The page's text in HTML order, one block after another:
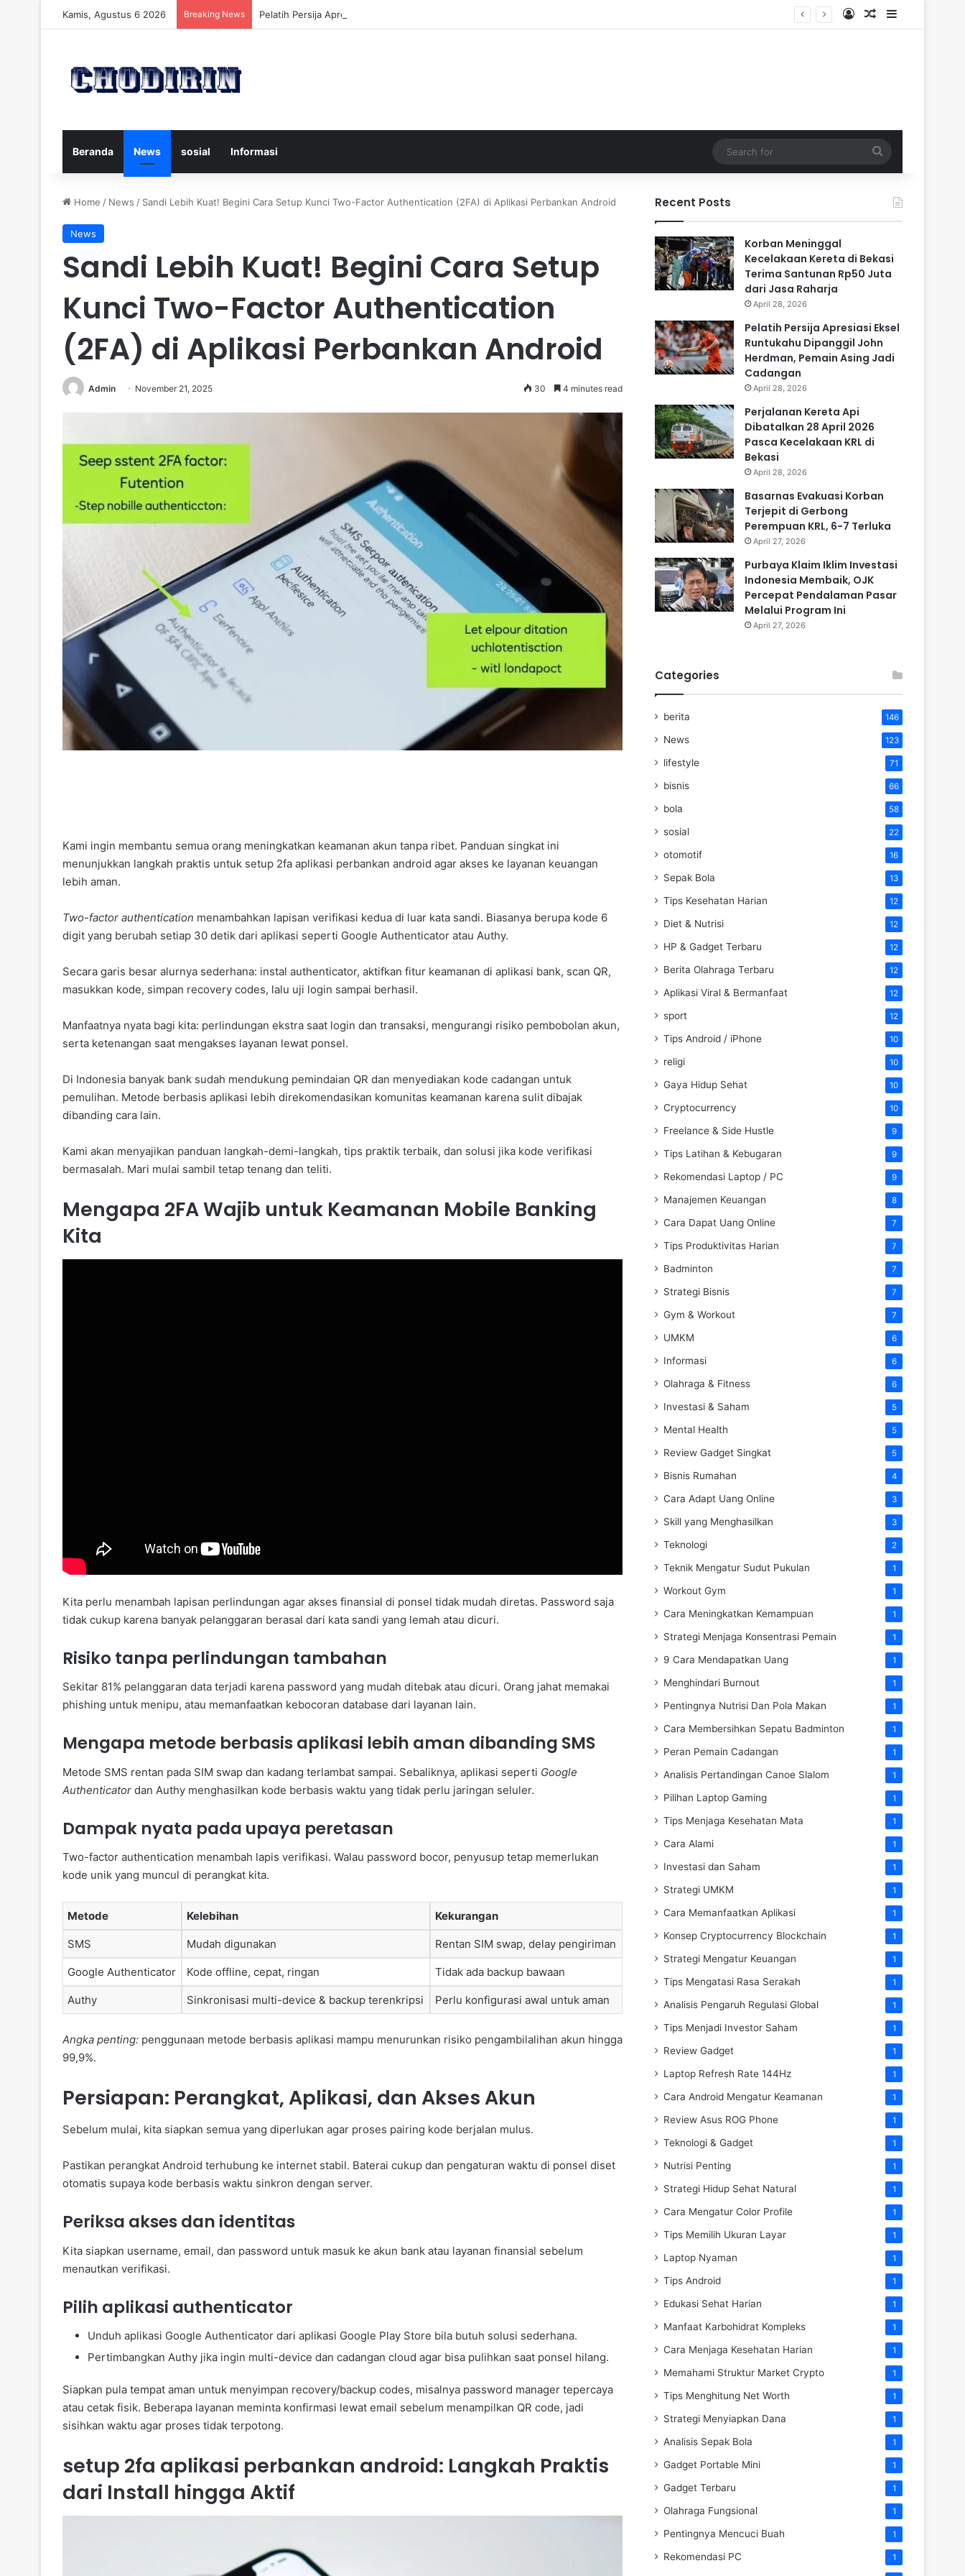
Kamis, Agustus 6 2026 Breaking News Pelatih Persija Apresiasi Eksel Runtukahu Dipanggil John Herdman, Pemain Asing Jadi Cadangan Log InRandom Article
Sidebar
Beranda News sosial Informasi
for
Home / News / Sandi Lebih Kuat! Begini Cara Setup Kunci Two-Factor Authentication (2FA) di Aplikasi Perbankan Android
News
Sandi Lebih Kuat! Begini Cara Setup
Kunci Two-Factor Authentication
(2FA) di Aplikasi Perbankan Android
Admin November 21, 2025 30 4 minutes read
Kami ingin membantu semua orang meningkatkan keamanan akun tanpa ribet. Panduan singkat ini
menunjukkan langkah praktis untuk setup 2fa aplikasi perbankan android agar akses ke layanan keuangan
lebih aman.
Two-factor authentication menambahkan lapisan verifikasi kedua di luar kata sandi. Biasanya berupa kode 6
digit yang berubah setiap 30 detik dari aplikasi seperti Google Authenticator atau Authy.
Secara garis besar alurnya sederhana: instal authenticator, aktifkan fitur keamanan di aplikasi bank, scan QR,
masukkan kode, simpan recovery codes, lalu uji login sampai berhasil.
Manfaatnya nyata bagi kita: perlindungan ekstra saat login dan transaksi, mengurangi risiko pembobolan akun,
serta ketenangan saat mengakses layanan lewat ponsel.
Di Indonesia banyak bank sudah mendukung pemindaian QR dan menyediakan kode cadangan untuk
pemulihan. Metode berbasis aplikasi lebih direkomendasikan komunitas keamanan karena sulit dibajak
dibanding cara lain.
Kami akan menyajikan panduan langkah-demi-langkah, tips praktik terbaik, dan solusi jika kode verifikasi
bermasalah. Mari mulai sambil tetap tenang dan teliti.
Mengapa 2FA Wajib untuk Keamanan Mobile Banking
Kita
Kita perlu menambah lapisan perlindungan agar akses finansial di ponsel tidak mudah diretas. Password saja
tidak cukup karena banyak pelanggaran berasal dari kata sandi yang lemah atau dicuri.
Risiko tanpa perlindungan tambahan
Sekitar 81% pelanggaran data terjadi karena password yang mudah ditebak atau dicuri. Orang jahat memakai
phishing untuk menipu, atau memanfaatkan kebocoran database dari layanan lain.
Mengapa metode berbasis aplikasi lebih aman dibanding SMS
Metode SMS rentan pada SIM swap dan kadang terlambat sampai. Sebaliknya, aplikasi seperti Google
Authenticator dan Authy menghasilkan kode berbasis waktu yang tidak perlu jaringan seluler.
Dampak nyata pada upaya peretasan
Two-factor authentication menambah lapis verifikasi. Walau password bocor, penyusup tetap memerlukan
kode unik yang muncul di perangkat kita.
Metode Kelebihan Kekurangan
SMS Mudah digunakan Rentan SIM swap, delay pengiriman
Google Authenticator Kode offline, cepat, ringan Tidak ada backup bawaan
Authy Sinkronisasi multi-device & backup terenkripsi Perlu konfigurasi awal untuk aman
Angka penting: penggunaan metode berbasis aplikasi mampu menurunkan risiko pengambilalihan akun hingga
99,9%.
Persiapan: Perangkat, Aplikasi, dan Akses Akun
Sebelum mulai, kita siapkan semua yang diperlukan agar proses pairing kode berjalan mulus.
Pastikan perangkat Android terhubung ke internet stabil. Baterai cukup dan pengaturan waktu di ponsel diset
otomatis supaya kode berbasis waktu sinkron dengan server.
Periksa akses dan identitas
Kita siapkan username, email, dan password untuk masuk ke akun bank atau layanan finansial sebelum
menautkan verifikasi.
Pilih aplikasi authenticator
Unduh aplikasi Google Authenticator dari aplikasi Google Play Store bila butuh solusi sederhana.
Pertimbangkan Authy jika ingin multi-device dan cadangan cloud agar bisa pulihkan saat ponsel hilang.
Siapkan pula tempat aman untuk menyimpan recovery/backup codes, misalnya password manager tepercaya
atau cetak fisik. Beberapa layanan meminta konfirmasi lewat email sebelum menampilkan QR code, jadi
sisihkan waktu agar proses tidak terpotong.
setup 2fa aplikasi perbankan android: Langkah Praktis
dari Install hingga Aktif
Recent Posts
Korban Meninggal
Kecelakaan Kereta di Bekasi
Terima Santunan Rp50 Juta
dari Jasa Raharja
April 28, 2026
Pelatih Persija Apresiasi Eksel
Runtukahu Dipanggil John
Herdman, Pemain Asing Jadi
Cadangan
April 28, 2026
Perjalanan Kereta Api
Dibatalkan 28 April 2026
Pasca Kecelakaan KRL di
Bekasi
April 28, 2026
Basarnas Evakuasi Korban
Terjepit di Gerbong
Perempuan KRL, 6-7 Terluka
April 27, 2026
Purbaya Klaim Iklim Investasi
Indonesia Membaik, OJK
Percepat Pendalaman Pasar
Melalui Program Ini
April 27, 2026
Categories
berita 146
News 123
lifestyle 71
bisnis 66
bola 58
sosial 22
otomotif 16
Sepak Bola 13
Tips Kesehatan Harian 12
Diet & Nutrisi 12
HP & Gadget Terbaru 12
Berita Olahraga Terbaru 12
Aplikasi Viral & Bermanfaat 12
sport 12
Tips Android / iPhone 10
religi 10
Gaya Hidup Sehat 10
Cryptocurrency 10
Freelance & Side Hustle 9
Tips Latihan & Kebugaran 9
Rekomendasi Laptop / PC 9
Manajemen Keuangan 8
Cara Dapat Uang Online 7
Tips Produktivitas Harian 7
Badminton 7
Strategi Bisnis 7
Gym & Workout 7
UMKM 6
Informasi 6
Olahraga & Fitness 6
Investasi & Saham 5
Mental Health 5
Review Gadget Singkat 5
Bisnis Rumahan 4
Cara Adapt Uang Online 3
Skill yang Menghasilkan 3
Teknologi 2
Teknik Mengatur Sudut Pukulan 1
Workout Gym 1
Cara Meningkatkan Kemampuan 1
Strategi Menjaga Konsentrasi Pemain 1
9 Cara Mendapatkan Uang 1
Menghindari Burnout 1
Pentingnya Nutrisi Dan Pola Makan 1
Cara Membersihkan Sepatu Badminton 1
Peran Pemain Cadangan 1
Analisis Pertandingan Canoe Slalom 1
Pilihan Laptop Gaming 1
Tips Menjaga Kesehatan Mata 1
Cara Alami 1
Investasi dan Saham 1
Strategi UMKM 1
Cara Memanfaatkan Aplikasi 1
Konsep Cryptocurrency Blockchain 1
Strategi Mengatur Keuangan 1
Tips Mengatasi Rasa Serakah 1
Analisis Pengaruh Regulasi Global 1
Tips Menjadi Investor Saham 1
Review Gadget 1
Laptop Refresh Rate 144Hz 1
Cara Android Mengatur Keamanan 1
Review Asus ROG Phone 1
Teknologi & Gadget 1
Nutrisi Penting 1
Strategi Hidup Sehat Natural 1
Cara Mengatur Color Profile 1
Tips Memilih Ukuran Layar 1
Laptop Nyaman 1
Tips Android 1
Edukasi Sehat Harian 1
Manfaat Karbohidrat Kompleks 1
Cara Menjaga Kesehatan Harian 1
Memahami Struktur Market Crypto 1
Tips Menghitung Net Worth 1
Strategi Menyiapkan Dana 1
Analisis Sepak Bola 1
Gadget Portable Mini 1
Gadget Terbaru 1
Olahraga Fungsional 1
Pentingnya Mencuci Buah 1
Rekomendasi PC 1